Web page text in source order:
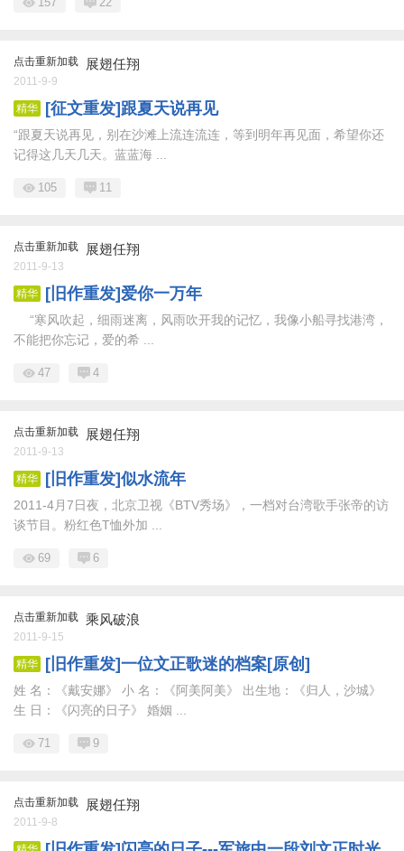
点击重新加载 展翅任翔
2011-9-9
精华 [征文重发]跟夏天说再见
“跟夏天说再见，别在沙滩上流连流连，等到明年再见面，希望你还
记得这几天几天。蓝蓝海 ...
105 11
点击重新加载 展翅任翔
2011-9-13
精华 [旧作重发]爱你一万年
“寒风吹起，细雨迷离，风雨吹开我的记忆，我像小船寻找港湾，
不能把你忘记，爱的希 ...
47 4
点击重新加载 展翅任翔
2011-9-13
精华 [旧作重发]似水流年
2011-4月7日夜，北京卫视《BTV秀场》，一档对台湾歌手张帝的访
谈节目。粉红色T恤外加 ...
69 6
点击重新加载 乘风破浪
2011-9-15
精华 [旧作重发]一位文正歌迷的档案[原创]
姓 名：《戴安娜》 小 名：《阿美阿美》 出生地：《归人，沙城》
生 日：《闪亮的日子》 婚姻 ...
71 9
点击重新加载 展翅任翔
2011-9-8